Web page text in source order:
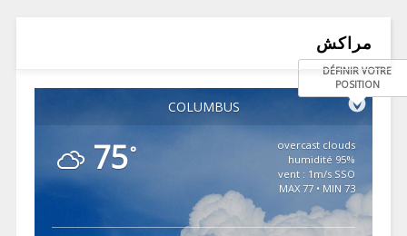
مراكش
COLUMBUS
DÉFINIR VOTRE
POSITION
75°
overcast clouds
95% humidité
vent : 1m/s SSO
MAX 77 • MIN 73